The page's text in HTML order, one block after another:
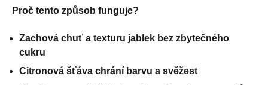
Proč tento způsob funguje?
Zachová chuť a texturu jablek bez zbytečného
cukru
Citronová šťáva chrání barvu a svěžest